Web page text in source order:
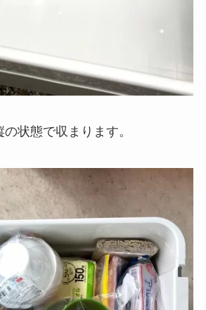
状態で収まります。